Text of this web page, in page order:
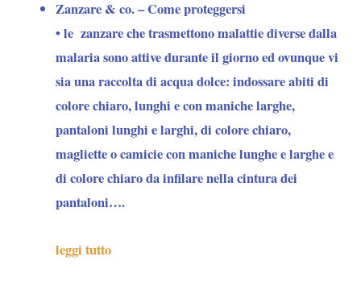
Zanzare & co. – Come proteggersi
• lezanzareche trasmettono malattie diverse dalla
malaria sono attive durante il giorno ed ovunque vi
sia una raccolta di acqua dolce: indossare abiti di
colore chiaro, lunghi e con maniche larghe,
pantaloni lunghi e larghi, di colore chiaro,
magliette o camicie con maniche lunghe e larghe e
di colore chiaro da infilare nella cintura dei
pantaloni….
leggi tutto